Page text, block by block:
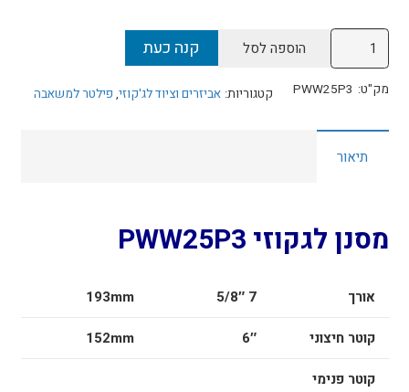
כמות
של
מסנן
PWW25P3
הוספה לסל קנה כעת
מק"ט: PWW25P3 קטגוריות: אביזרים וציוד לג'קוזי, פילטר למשאבה
תיאור
מסנן לגקוזי PWW25P3
אורך 7 5/8″
193mm
קוטר חיצוני 6″
152mm
קוטר פנימי